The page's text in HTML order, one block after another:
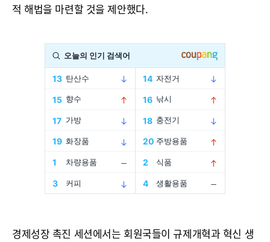
적 해법을 마련할 것을 제안했다.
경제성장 촉진 세션에서는 회원국들이 규제개혁과 혁신 생